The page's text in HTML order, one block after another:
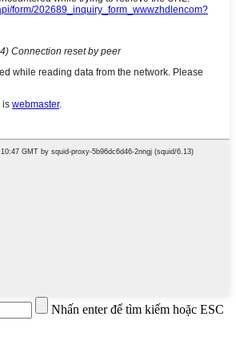
Nhấn enter để tìm kiếm hoặc ESC